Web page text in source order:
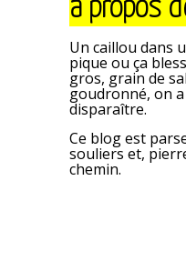
à propos
Un caillou dans
pique ou ça
gros, grain de
goudronné, on
disparaître.
Ce blog est
souliers et,
chemin.